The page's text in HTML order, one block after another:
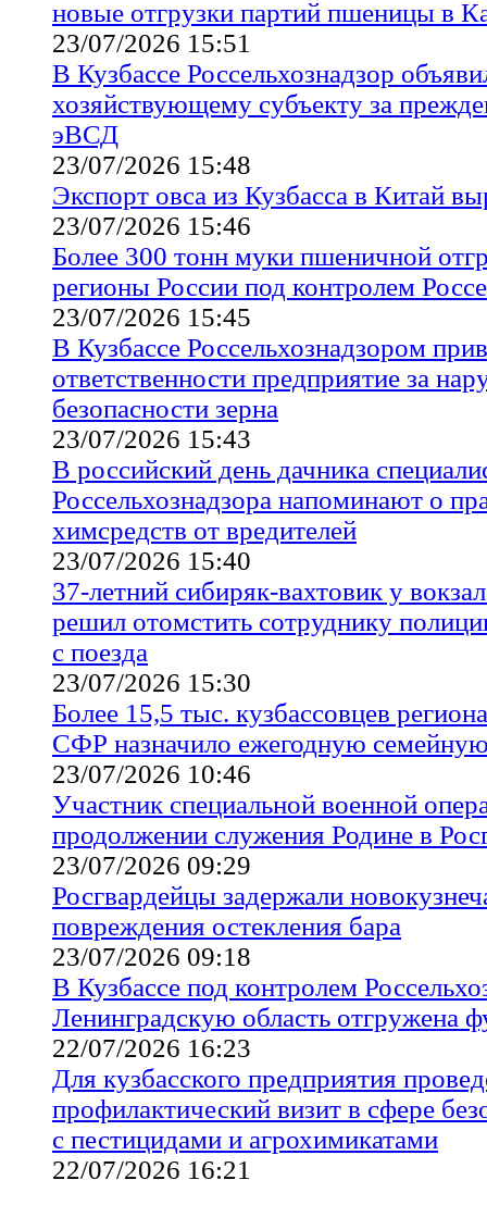
новые отгрузки партий пшеницы в
23/07/2026 15:51
В Кузбассе Россельхознадзор
хозяйствующему субъекту за
эВСД
23/07/2026 15:48
Экспорт овса из Кузбасса в Китай
23/07/2026 15:46
Более 300 тонн муки пшеничной
регионы России под контролем
23/07/2026 15:45
В Кузбассе Россельхознадзором
ответственности предприятие за
безопасности зерна
23/07/2026 15:43
В российский день дачника
Россельхознадзора напоминают о
химсредств от вредителей
23/07/2026 15:40
37-летний сибиряк-вахтовик у
решил отомстить сотруднику
с поезда
23/07/2026 15:30
Более 15,5 тыс. кузбассовцев
СФР назначило ежегодную
23/07/2026 10:46
Участник специальной военной
продолжении служения Родине в
23/07/2026 09:29
Росгвардейцы задержали
повреждения остекления бара
23/07/2026 09:18
В Кузбассе под контролем
Ленинградскую область отгружена
22/07/2026 16:23
Для кузбасского предприятия
профилактический визит в сфере
с пестицидами и агрохимикатами
22/07/2026 16:21